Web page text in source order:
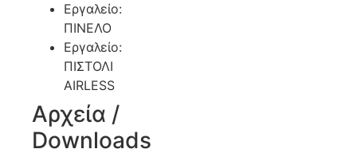
Εργαλείο:
ΠΙΝΕΛΟ
Εργαλείο:
ΠΙΣΤΟΛΙ
AIRLESS
Αρχεία /
Downloads